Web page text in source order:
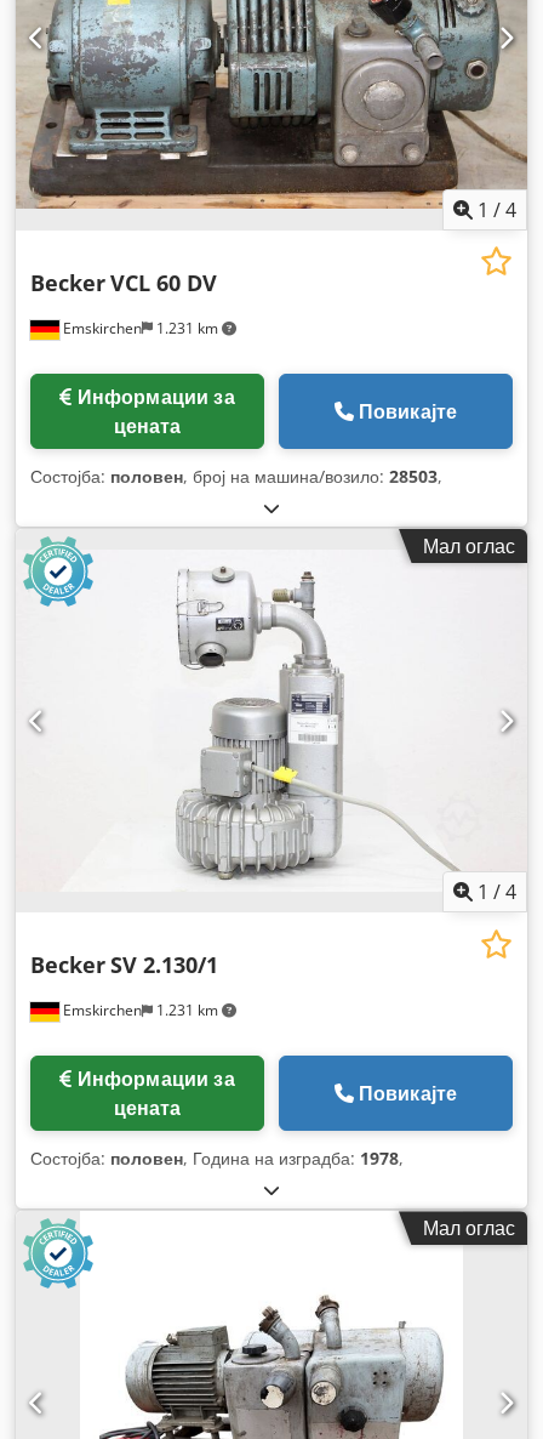
1 /4
Emskirchen 1.231 km
BeckerVCL 60 DV
цената
Повикајте
Состојба: половен, број на машина/возило: 28503,
Мал оглас
1 /4
Emskirchen 1.231 km
BeckerSV 2.130/1
цената
Повикајте
Состојба: половен, Година на изградба: 1978,
Мал оглас